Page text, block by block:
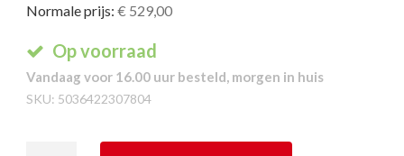
Normale prijs: € 529,00
Op voorraad
Vandaag voor 16.00 uur besteld, morgen in huis
SKU: 5036422307804